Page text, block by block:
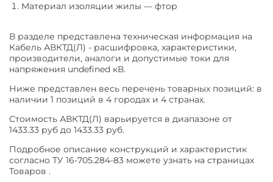
Материал изоляции жилы — фтор
В разделе представлена техническая информация на
Кабель АВКТД(Л) - расшифровка, характеристики,
производители, аналоги и допустимые токи для
напряжения undefined кВ.
Ниже представлен весь перечень товарных позиций: в
наличии 1 позиций в 4 городах и 4 странах.
Стоимость АВКТД(Л) варьируется в диапазоне от
1433.33 руб до 1433.33 руб.
Подробное описание конструкций и характеристик
согласно ТУ 16-705.284-83 можете узнать на страницах
Товаров .